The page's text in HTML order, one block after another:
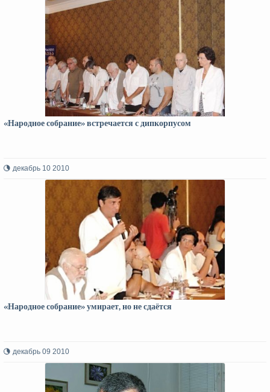
«Народное собрание» встречается с дипкорпусом
декабрь 10 2010
«Народное собрание» умирает, но не сдаётся
декабрь 09 2010